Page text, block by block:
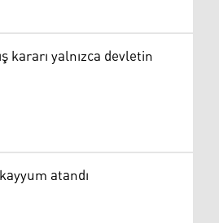
kararı yalnızca devletin
atandı